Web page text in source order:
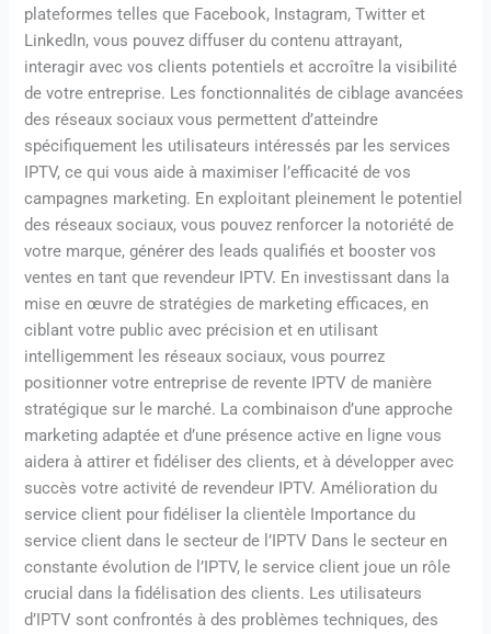
plateformes telles que Facebook, Instagram, Twitter et
LinkedIn, vous pouvez diffuser du contenu attrayant,
interagir avec vos clients potentiels et accroître la visibilité
de votre entreprise. Les fonctionnalités de ciblage avancées
des réseaux sociaux vous permettent d’atteindre
spécifiquement les utilisateurs intéressés par les services
IPTV, ce qui vous aide à maximiser l’efficacité de vos
campagnes marketing. En exploitant pleinement le potentiel
des réseaux sociaux, vous pouvez renforcer la notoriété de
votre marque, générer des leads qualifiés et booster vos
ventes en tant que revendeur IPTV. En investissant dans la
mise en œuvre de stratégies de marketing efficaces, en
ciblant votre public avec précision et en utilisant
intelligemment les réseaux sociaux, vous pourrez
positionner votre entreprise de revente IPTV de manière
stratégique sur le marché. La combinaison d’une approche
marketing adaptée et d’une présence active en ligne vous
aidera à attirer et fidéliser des clients, et à développer avec
succès votre activité de revendeur IPTV. Amélioration du
service client pour fidéliser la clientèle Importance du
service client dans le secteur de l’IPTV Dans le secteur en
constante évolution de l’IPTV, le service client joue un rôle
crucial dans la fidélisation des clients. Les utilisateurs
d’IPTV sont confrontés à des problèmes techniques, des